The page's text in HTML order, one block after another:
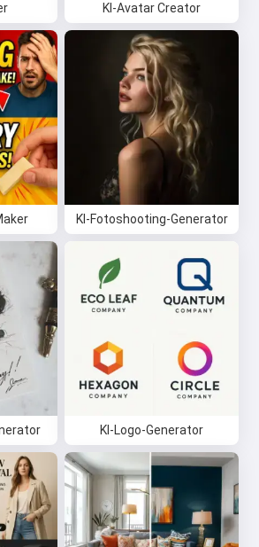
KI-Avatar Creator
KI-Fotoshooting-Generator
KI-Logo-Generator